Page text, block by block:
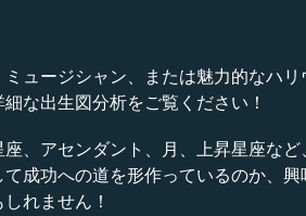
ュージシャン、または魅力的なハ
な出生図分析をご覧ください！
、アセンダント、月、上昇星座な
成功への道を形作っているのか、
れません！